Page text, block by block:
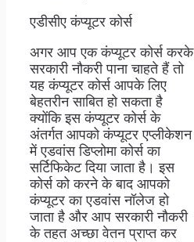
एडीसीए कंप्यूटर कोर्स
अगर आप एक कंप्यूटर कोर्स करके
सरकारी नौकरी पाना चाहते हैं तो
यह कंप्यूटर कोर्स आपके लिए
बेहतरीन साबित हो सकता है
क्योंकि इस कंप्यूटर कोर्स के
अंतर्गत आपको कंप्यूटर एप्लीकेशन
में एडवांस डिप्लोमा कोर्स का
सर्टिफिकेट दिया जाता है। इस
कोर्स को करने के बाद आपको
कंप्यूटर का एडवांस नॉलेज हो
जाता है और आप सरकारी नौकरी
के तहत अच्छा वेतन प्राप्त कर